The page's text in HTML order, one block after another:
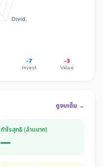
Divid.
-7
Invest
-3
Value
ดูงบเต็ม →
กำไรสุทธิ (ล้านบาท)
—